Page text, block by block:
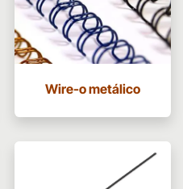
Wire-o metálico